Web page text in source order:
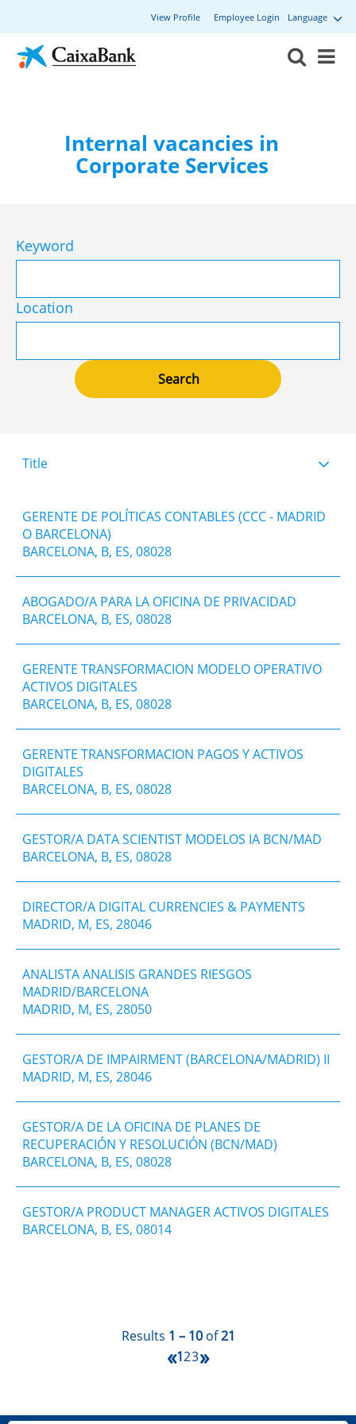
Language
View Profile Employee Login
Internal vacancies in
Corporate Services
Keyword
Location
Results 1 – 10of21
«123»
Title
GERENTE DE POLÍTICAS CONTABLES (CCC - MADRID
O BARCELONA)
BARCELONA, B, ES, 08028
ABOGADO/A PARA LA OFICINA DE PRIVACIDAD
BARCELONA, B, ES, 08028
GERENTE TRANSFORMACION MODELO OPERATIVO
ACTIVOS DIGITALES
BARCELONA, B, ES, 08028
GERENTE TRANSFORMACION PAGOS Y ACTIVOS
DIGITALES
BARCELONA, B, ES, 08028
GESTOR/A DATA SCIENTIST MODELOS IA BCN/MAD
BARCELONA, B, ES, 08028
DIRECTOR/A DIGITAL CURRENCIES & PAYMENTS
MADRID, M, ES, 28046
ANALISTA ANALISIS GRANDES RIESGOS
MADRID/BARCELONA
MADRID, M, ES, 28050
GESTOR/A DE IMPAIRMENT (BARCELONA/MADRID) II
MADRID, M, ES, 28046
GESTOR/A DE LA OFICINA DE PLANES DE
RECUPERACIÓN Y RESOLUCIÓN (BCN/MAD)
BARCELONA, B, ES, 08028
GESTOR/A PRODUCT MANAGER ACTIVOS DIGITALES
BARCELONA, B, ES, 08014